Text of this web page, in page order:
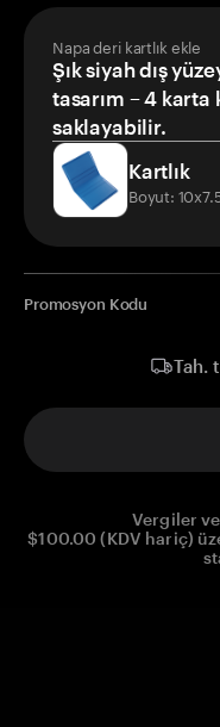
Napa deri kartlık ekle
Şık siyah dış
tasarım – 4 karta
saklayabilir.
Kartlık
Boyut:
Promosyon Kodu
Tah.
Vergiler
$100.00 (KDV hariç)